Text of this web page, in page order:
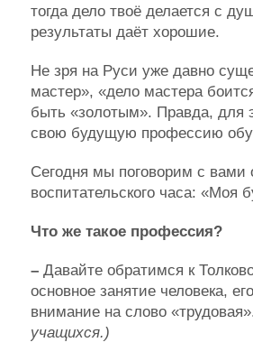
тогда дело твоё делается с
результаты даёт хорошие.
Не зря на Руси уже давно
мастер», «дело мастера
быть «золотым». Правда, для
свою будущую профессию
Сегодня мы поговорим с
воспитательского часа: «Моя
Что же такое профессия?
– Давайте обратимся к
основное занятие человека,
внимание на слово
учащихся.)